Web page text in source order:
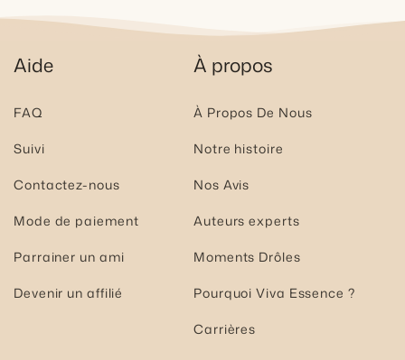
Aide
FAQ
Suivi
Contactez-nous
Mode de paiement
Parrainer un ami
Devenir un affilié
À propos
À Propos De Nous
Notre histoire
Nos Avis
Auteurs experts
Moments Drôles
Pourquoi Viva Essence ?
Carrières